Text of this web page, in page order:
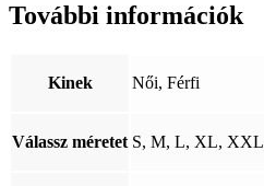
További információk
Kinek Női, Férfi
Válassz méretet S, M, L, XL, XXL